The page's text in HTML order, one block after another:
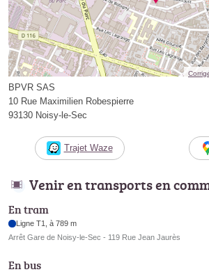
BPVR SAS
10 Rue Maximilien Robespierre
93130 Noisy-le-Sec
Trajet Waze
Venir en transports en
En tram
Ligne T1, à 789 m
Arrêt Gare de Noisy-le-Sec - 119 Rue Jean Jaurès
En bus